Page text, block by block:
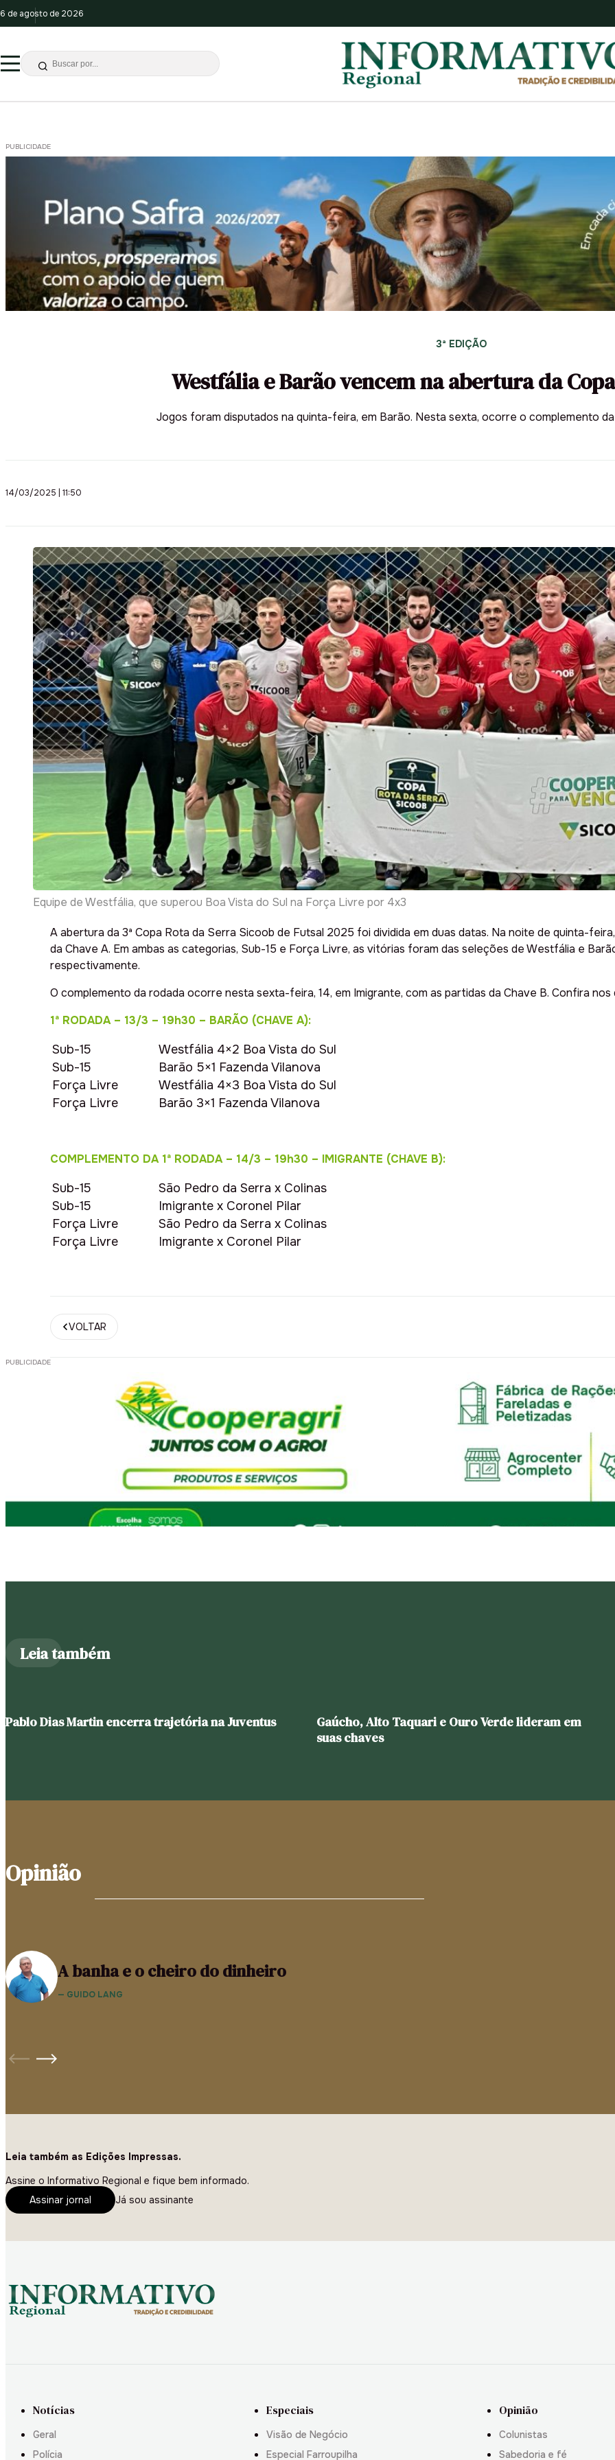
6 de agosto de 2026
PUBLICIDADE
3ª EDIÇÃO
Westfália e Barão vencem na abertura da
Jogos foram disputados na quinta-feira, em Barão. Nesta sexta, ocorre o complemento
14/03/2025 | 11:50
Equipe de Westfália, que superou Boa Vista do Sul na Força Livre por 4x3
A abertura da 3ª Copa Rota da Serra Sicoob de Futsal 2025 foi dividida em duas datas. Na noite de quinta-
da Chave A. Em ambas as categorias, Sub-15 e Força Livre, as vitórias foram das seleções de Westfália e
respectivamente.
O complemento da rodada ocorre nesta sexta-feira, 14, em Imigrante, com as partidas da Chave B. Confira nos
1ª RODADA – 13/3 – 19h30 – BARÃO (CHAVE A):
Sub-15
Westfália 4×2 Boa Vista do Sul
Sub-15
Barão 5×1 Fazenda Vilanova
Força Livre
Westfália 4×3 Boa Vista do Sul
Força Livre
Barão 3×1 Fazenda Vilanova
COMPLEMENTO DA 1ª RODADA – 14/3 – 19h30 – IMIGRANTE (CHAVE B):
Sub-15
São Pedro da Serra x Colinas
Sub-15
Imigrante x Coronel Pilar
Força Livre
São Pedro da Serra x Colinas
Força Livre
Imigrante x Coronel Pilar
VOLTAR
PUBLICIDADE
Leia também
Pablo Dias Martin encerra trajetória na Juventus
Gaúcho, Alto Taquari e Ouro Verde lideram em
suas chaves
Opinião
A banha e o cheiro do dinheiro
— GUIDO LANG
Leia também as Edições Impressas.
Assine o Informativo Regional e fique bem informado.
Assinar jornal
Já sou assinante
Notícias
Geral
Polícia
Especiais
Visão de Negócio
Especial Farroupilha
Opinião
Colunistas
Sabedoria e fé